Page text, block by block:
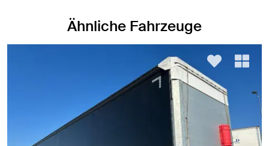
Ähnliche Fahrzeuge